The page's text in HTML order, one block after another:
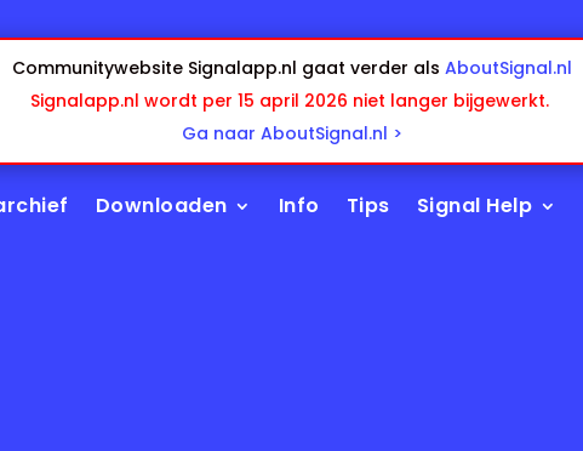
Communitywebsite Signalapp.nl gaat verder alsAboutSignal.nl
Signalapp.nl wordt per 15 april 2026 niet langer bijgewerkt.
Ga naar AboutSignal.nl >
Downloaden Info Tips Signal Help